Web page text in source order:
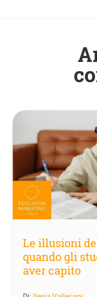
Le illusioni
quando gli
aver capito